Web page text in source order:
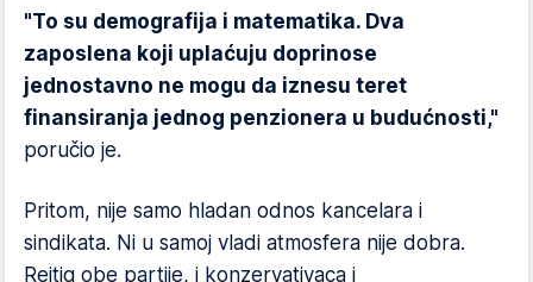
"To su demografija i matematika. Dva
zaposlena koji uplaćuju doprinose
jednostavno ne mogu da iznesu teret
finansiranja jednog penzionera u budućnosti,"
poručio je.
Pritom, nije samo hladan odnos kancelara i
sindikata. Ni u samoj vladi atmosfera nije dobra.
Rejtig obe partije, i konzervativaca i